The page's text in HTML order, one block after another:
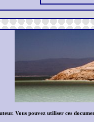
Vous pouvez utiliser ces